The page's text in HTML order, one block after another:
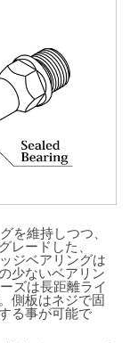
を維持しつつ、
レードした、
ジベアリングは
少ないベアリン
ズは長距離ライ
側板はネジで固
る事が可能で